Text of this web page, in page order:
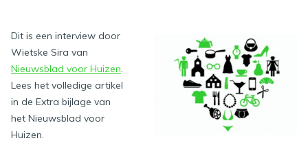
Dit is een interview door
Wietske Sira van
Nieuwsblad voor Huizen.
Lees het volledige artikel
in de Extra bijlage van
het Nieuwsblad voor
Huizen.